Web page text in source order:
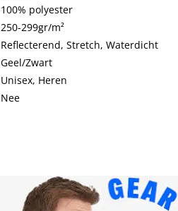
100% polyester
250-299gr/m²
Reflecterend, Stretch, Waterdicht
Geel/Zwart
Unisex, Heren
Nee